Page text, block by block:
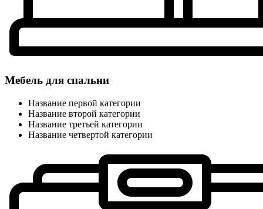
Мебель для спальни
Название первой категории
Название второй категории
Название третьей категории
Название четвертой категории